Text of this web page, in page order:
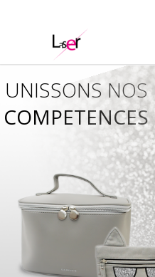
COMPETENCES
UNISSONS NOS